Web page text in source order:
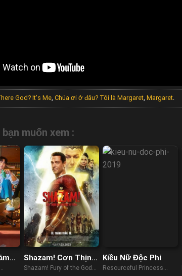
God? It's Me Chúa ơi ở đâu? Tôi là Margaret Margaret
muốn xem :
Shazam! Cơn Thịnh
Nộ Của Các Vị Thần
Shazam! Fury of the Gods
Kiều Nữ Độc Phi
Resourceful Princess